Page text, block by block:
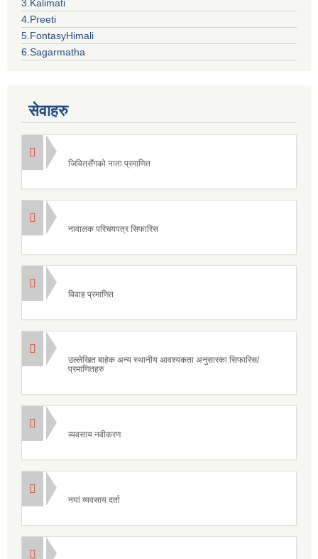
3.Kalimati
4.Preeti
5.FontasyHimali
6.Sagarmatha
सेवाहरु
जिवितसँगको नाता प्रमाणित
नावालक परिचयपत्र सिफारिस
विवाह प्रमाणित
उल्लेखित बाहेक अन्य स्थानीय आवश्यकता अनुसारका सिफारिस/
प्रमाणितहरु
व्यवसाय नवीकरण
नयां व्यवसाय दर्ता